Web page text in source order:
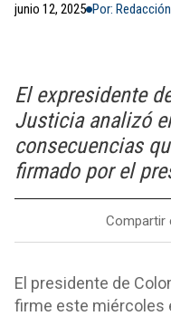
junio 12, 2025 Por:
El expresidente
Justicia analizó
consecuencias
firmado por el
Compartir
El presidente de
firme este miércoles